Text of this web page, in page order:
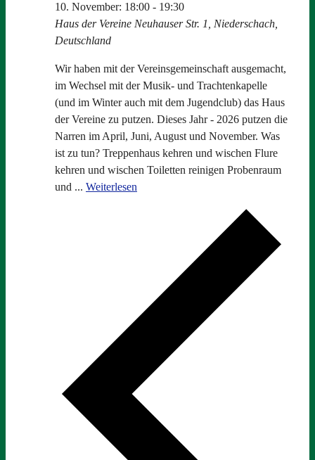
10. November: 18:00 - 19:30
Haus der Vereine Neuhauser Str. 1, Niederschach,
Deutschland
Wir haben mit der Vereinsgemeinschaft ausgemacht,
im Wechsel mit der Musik- und Trachtenkapelle
(und im Winter auch mit dem Jugendclub) das Haus
der Vereine zu putzen. Dieses Jahr - 2026 putzen die
Narren im April, Juni, August und November. Was
ist zu tun? Treppenhaus kehren und wischen Flure
kehren und wischen Toiletten reinigen Probenraum
und ... Weiterlesen